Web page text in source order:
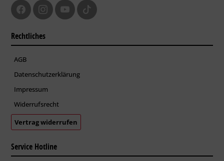
Rechtliches
AGB
Datenschutzerklärung
Impressum
Widerrufsrecht
Vertrag widerrufen
Service Hotline